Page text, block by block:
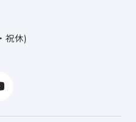
祝休)